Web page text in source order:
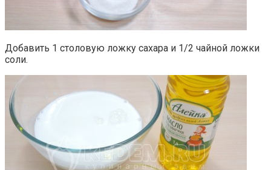
Добавить 1 столовую ложку сахара и 1/2 чайной ложки
соли.